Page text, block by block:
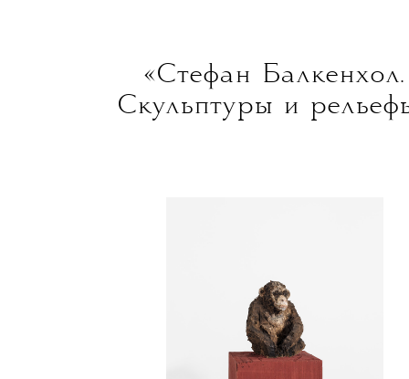
«Стефан Балкенхол.
Скульптуры и